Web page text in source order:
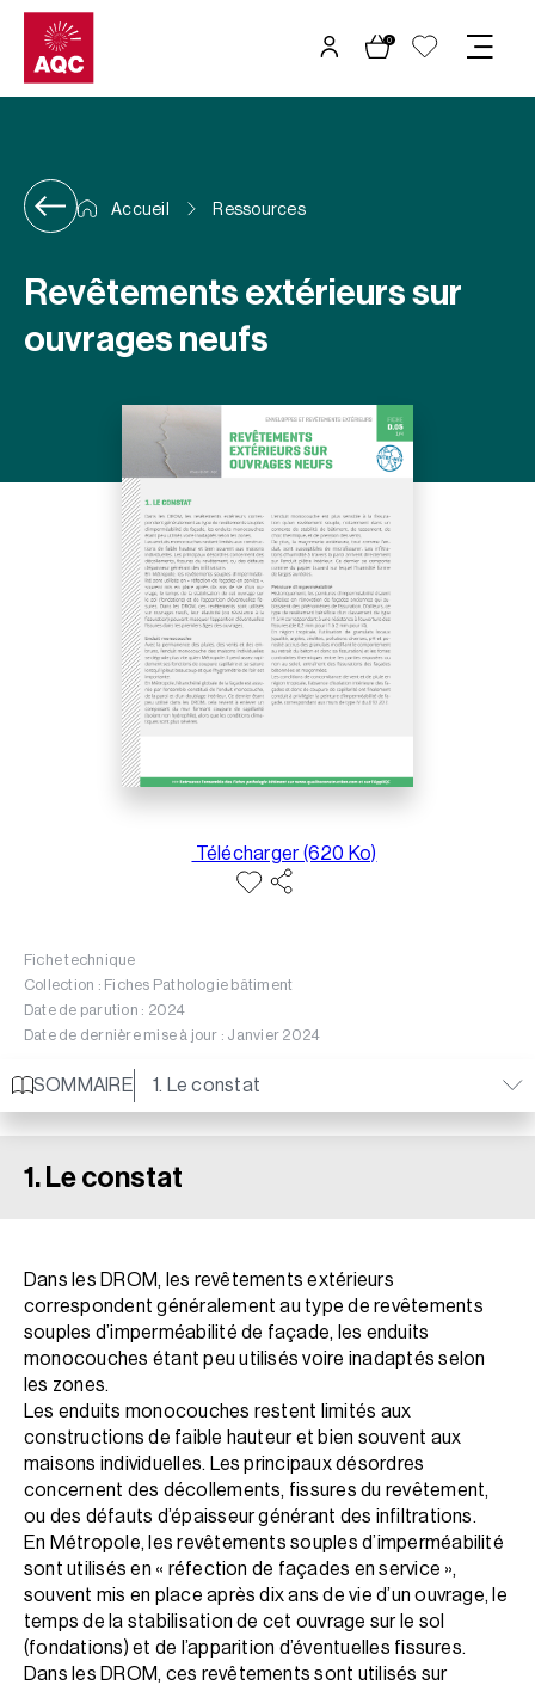
Panneau de gestion des cookies
0
Accueil Ressources
Revêtements extérieurs sur
ouvrages neufs
Télécharger (620 Ko)
Fiche technique
Collection : Fiches Pathologie bâtiment
Date de parution : 2024
Date de dernière mise à jour : Janvier 2024
SOMMAIRE 1. Le constat
1. Le constat
Dans les DROM, les revêtements extérieurs
correspondent généralement au type de revêtements
souples d’imperméabilité de façade, les enduits
monocouches étant peu utilisés voire inadaptés selon
les zones.
Les enduits monocouches restent limités aux
constructions de faible hauteur et bien souvent aux
maisons individuelles. Les principaux désordres
concernent des décollements, fissures du revêtement,
ou des défauts d’épaisseur générant des infiltrations.
En Métropole, les revêtements souples d’imperméabilité
sont utilisés en « réfection de façades en service »,
souvent mis en place après dix ans de vie d’un ouvrage, le
temps de la stabilisation de cet ouvrage sur le sol
(fondations) et de l’apparition d’éventuelles fissures.
Dans les DROM, ces revêtements sont utilisés sur